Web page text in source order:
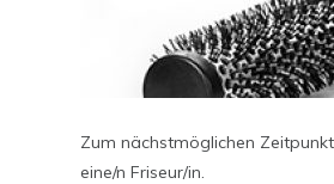
Zum nächstmöglichen
eine/n Friseur/in.